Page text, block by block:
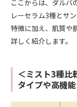
ここからは、ダルバ
レーセラム3種とサ
特徴に加え、肌質や
詳しく紹介します。
＜ミスト3種比
タイプや高機